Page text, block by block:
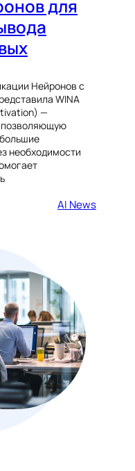
для
Нейронов с
WINA
—
позволяющую
необходимости
AI News